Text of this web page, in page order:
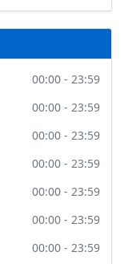
00:00 - 23:59
00:00 - 23:59
00:00 - 23:59
00:00 - 23:59
00:00 - 23:59
00:00 - 23:59
00:00 - 23:59